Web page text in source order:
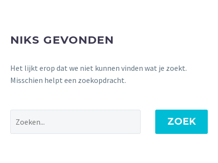
NIKS GEVONDEN
Het lijkt erop dat we niet kunnen vinden wat je zoekt.
Misschien helpt een zoekopdracht.
ZOEK